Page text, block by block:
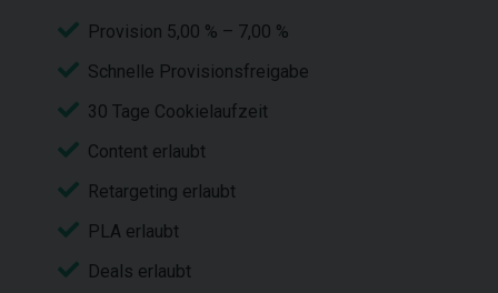
Provision 5,00 % – 7,00 %
Schnelle Provisionsfreigabe
30 Tage Cookielaufzeit
Content erlaubt
Retargeting erlaubt
PLA erlaubt
Deals erlaubt